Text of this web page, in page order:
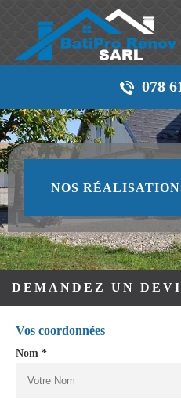
078
NOS
DEMANDEZ UN
Vos coordonnées
Nom *